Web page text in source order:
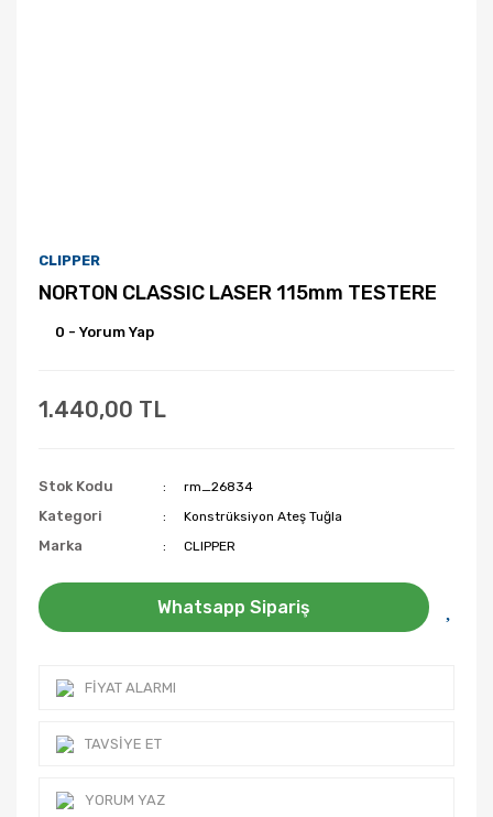
CLIPPER
NORTON CLASSIC LASER 115mm TESTERE
0 - Yorum Yap
1.440,00 TL
Stok Kodu rm_26834
Kategori Konstrüksiyon Ateş Tuğla
Marka CLIPPER
Whatsapp Sipariş
FIYAT ALARMI
TAVSIYE ET
YORUM YAZ